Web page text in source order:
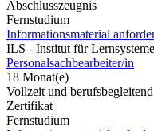
Abschlusszeugnis
Fernstudium
Informationsmaterial
ILS - Institut für
Personalsachbearbeiter/in
18 Monat(e)
Vollzeit und berufsbegleitend
Zertifikat
Fernstudium